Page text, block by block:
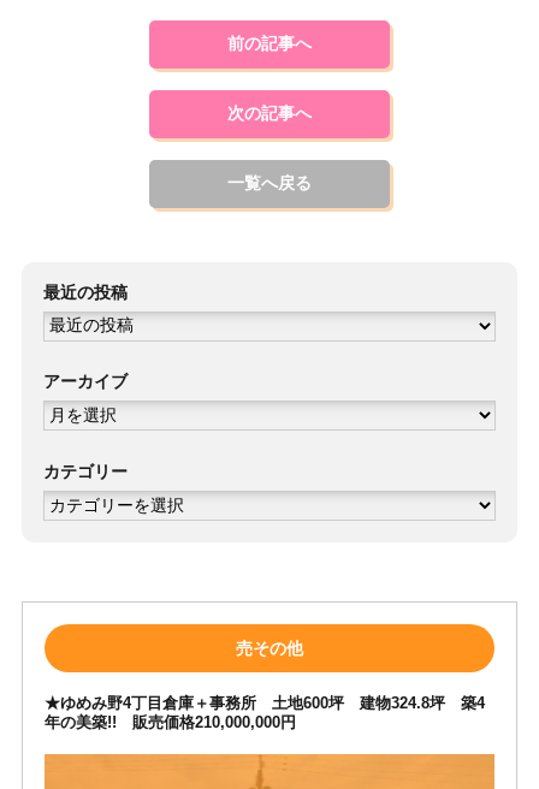
前の記事へ
次の記事へ
一覧へ戻る
最近の投稿
アーカイブ
ア
ー
カ
カテゴリー
カ
テ
ゴ
売その他
★ゆめみ野4丁目倉庫＋事務所 土地600坪 建物324.8坪 築4
年の美築!! 販売価格210,000,000円